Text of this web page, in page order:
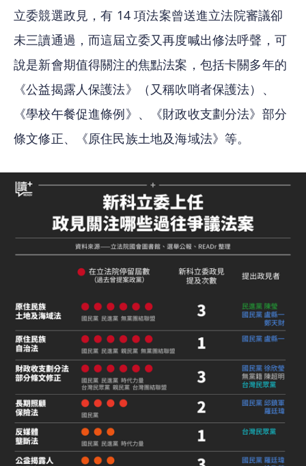
立委競選政見，有 14 項法案曾送進立法院審議卻
未三讀通過，而這屆立委又再度喊出修法呼聲，可
說是新會期值得關注的焦點法案，包括卡關多年的
《公益揭露人保護法》（又稱吹哨者保護法）、
《學校午餐促進條例》、《財政收支劃分法》部分
條文修正、《原住民族土地及海域法》等。